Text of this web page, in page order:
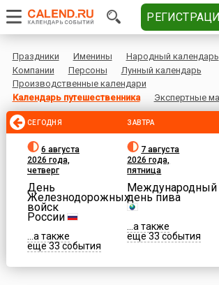
Праздники Именины Народный календарь
Компании
Персоны
Лунный календарь
Производственные календари
Календарь путешественника
Экспертные
СЕГОДНЯ
6 августа
2026 года,
четверг
День
Железнодорожных
войск
России
...а также
еще 33 события
ЗАВТРА
7 августа
2026 года,
пятница
Международный
день пива
...а также
еще 33 события